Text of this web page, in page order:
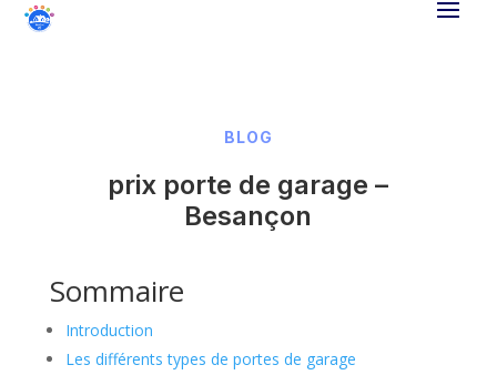
BLOG
prix porte de garage –
Besançon
Sommaire
Introduction
Les différents types de portes de garage